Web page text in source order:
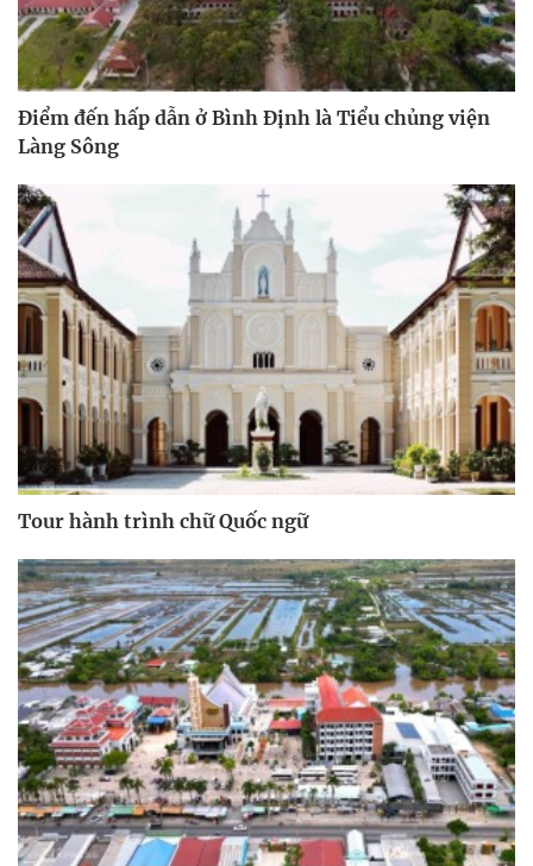
Điểm đến hấp dẫn ở Bình Định là Tiểu chủng viện
Làng Sông
Tour hành trình chữ Quốc ngữ